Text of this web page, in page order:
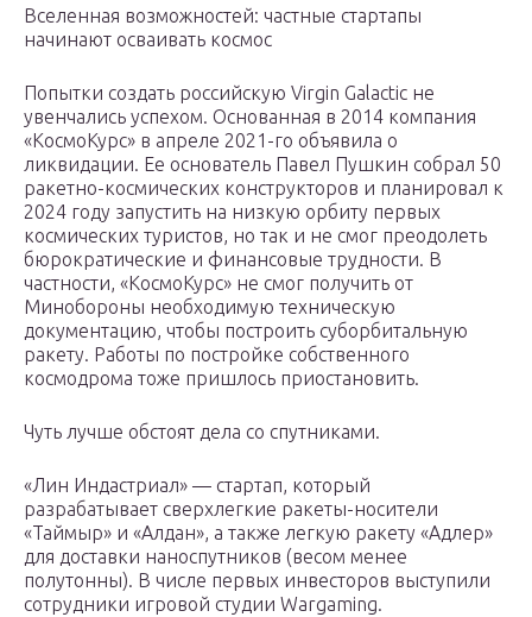
Вселенная возможностей: частные стартапы
начинают осваивать космос
Попытки создать российскую Virgin Galactic не
увенчались успехом. Основанная в 2014 компания
«КосмоКурс» в апреле 2021-го объявила о
ликвидации. Ее основатель Павел Пушкин собрал 50
ракетно-космических конструкторов и планировал к
2024 году запустить на низкую орбиту первых
космических туристов, но так и не смог преодолеть
бюрократические и финансовые трудности. В
частности, «КосмоКурс» не смог получить от
Минобороны необходимую техническую
документацию, чтобы построить суборбитальную
ракету. Работы по постройке собственного
космодрома тоже пришлось приостановить.
Чуть лучше обстоят дела со спутниками.
«Лин Индастриал» — стартап, который
разрабатывает сверхлегкие ракеты-носители
«Таймыр» и «Алдан», а также легкую ракету «Адлер»
для доставки наноспутников (весом менее
полутонны). В числе первых инвесторов выступили
сотрудники игровой студии Wargaming.